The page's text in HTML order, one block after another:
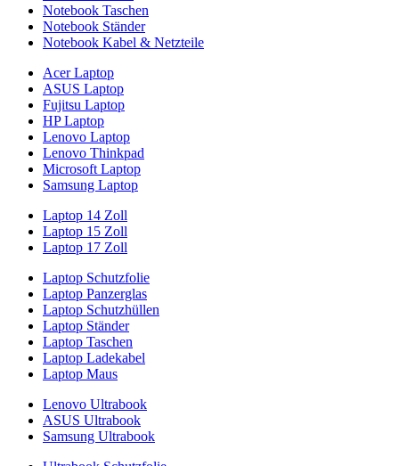
Notebook Taschen
Notebook Ständer
Notebook Kabel & Netzteile
Acer Laptop
ASUS Laptop
Fujitsu Laptop
HP Laptop
Lenovo Laptop
Lenovo Thinkpad
Microsoft Laptop
Samsung Laptop
Laptop 14 Zoll
Laptop 15 Zoll
Laptop 17 Zoll
Laptop Schutzfolie
Laptop Panzerglas
Laptop Schutzhüllen
Laptop Ständer
Laptop Taschen
Laptop Ladekabel
Laptop Maus
Lenovo Ultrabook
ASUS Ultrabook
Samsung Ultrabook